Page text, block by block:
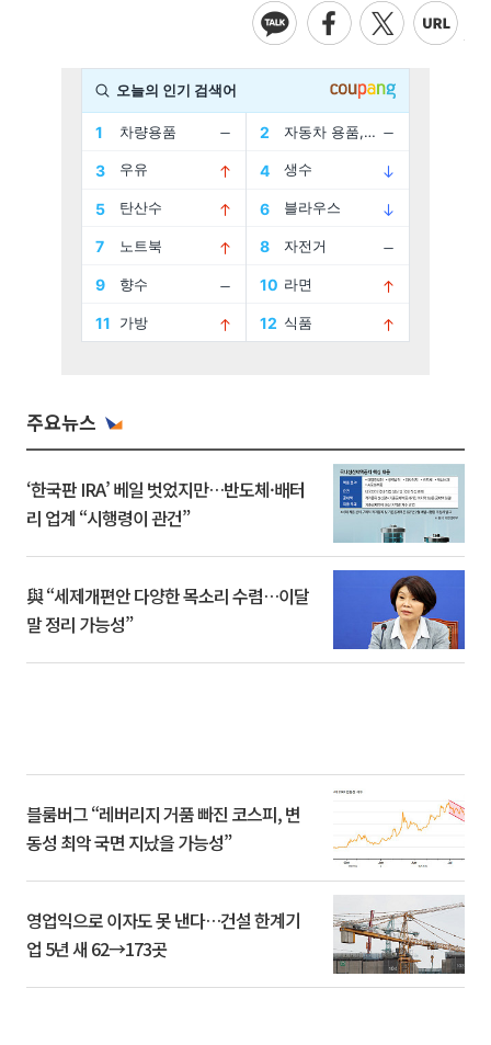
주요뉴스
‘한국판 IRA’ 베일 벗었지만…반도체·배터
리 업계 “시행령이 관건”
與 “세제개편안 다양한 목소리 수렴…이달
말 정리 가능성”
블룸버그 “레버리지 거품 빠진 코스피, 변
동성 최악 국면 지났을 가능성”
영업익으로 이자도 못 낸다…건설 한계기
업 5년 새 62→173곳